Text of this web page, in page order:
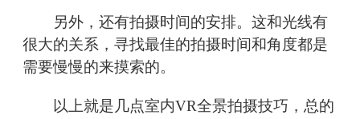
另外，还有拍摄时间的安排。这和光线有
很大的关系，寻找最佳的拍摄时间和角度都是
需要慢慢的来摸索的。
以上就是几点室内VR全景拍摄技巧，总的